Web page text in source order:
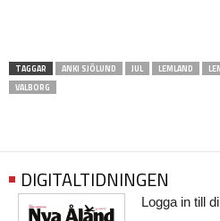
TAGGAR ANKI SJÖLUND JUL LEMLAND
VALBORG
DIGITALTIDNINGEN
Logga in till